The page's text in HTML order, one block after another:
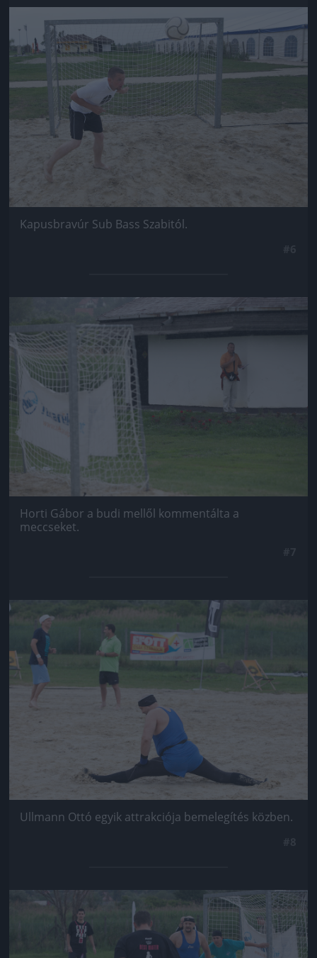
Jön még kép!
Kapusbravúr Sub Bass Szabitól.
Jön még kép!
Horti Gábor a budi mellől kommentálta a
meccseket.
Jön még kép!
Ullmann Ottó egyik attrakciója bemelegítés közben.
Jön még kép!